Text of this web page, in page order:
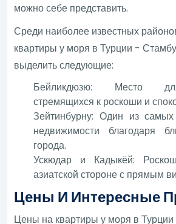
можно себе представить.
Среди наиболее известных
квартиры у моря в Турции -
выделить следующие:
Бейликдюзю: Место
стремящихся к роскоши и
Зейтинбурну: Один из
недвижимости благодаря
города.
Ускюдар и Кадыкёй:
азиатской стороне с прямым
Цены И Интересные
Цены на квартиры у моря в